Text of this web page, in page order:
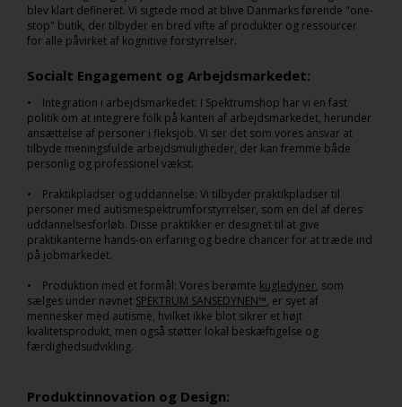
blev klart defineret. Vi sigtede mod at blive Danmarks førende "one-
stop" butik, der tilbyder en bred vifte af produkter og ressourcer
for alle påvirket af kognitive forstyrrelser.
Socialt Engagement og Arbejdsmarkedet:
• Integration i arbejdsmarkedet: I Spektrumshop har vi en fast
politik om at integrere folk på kanten af arbejdsmarkedet, herunder
ansættelse af personer i fleksjob. Vi ser det som vores ansvar at
tilbyde meningsfulde arbejdsmuligheder, der kan fremme både
personlig og professionel vækst.
• Praktikpladser og uddannelse: Vi tilbyder praktikpladser til
personer med autismespektrumforstyrrelser, som en del af deres
uddannelsesforløb. Disse praktikker er designet til at give
praktikanterne hands-on erfaring og bedre chancer for at træde ind
på jobmarkedet.
• Produktion med et formål: Vores berømte kugledyner, som
sælges under navnet SPEKTRUM SANSEDYNEN™, er syet af
mennesker med autisme, hvilket ikke blot sikrer et højt
kvalitetsprodukt, men også støtter lokal beskæftigelse og
færdighedsudvikling.
Produktinnovation og Design: